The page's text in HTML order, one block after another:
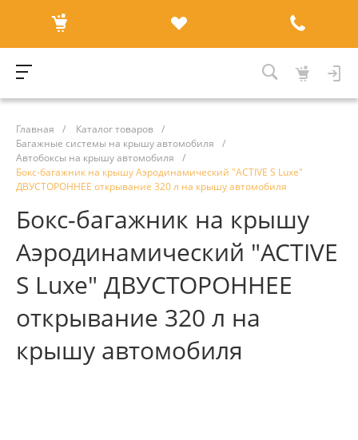
Главная / Каталог товаров /
Багажные системы на крышу автомобиля
/
Автобоксы на крышу автомобиля
/
Бокс-багажник на крышу Аэродинамический "ACTIVE S Luxe"
ДВУСТОРОННЕЕ открывание 320 л на крышу автомобиля
Бокс-багажник на крышу
Аэродинамический "ACTIVE
S Luxe" ДВУСТОРОННЕЕ
открывание 320 л на
крышу автомобиля